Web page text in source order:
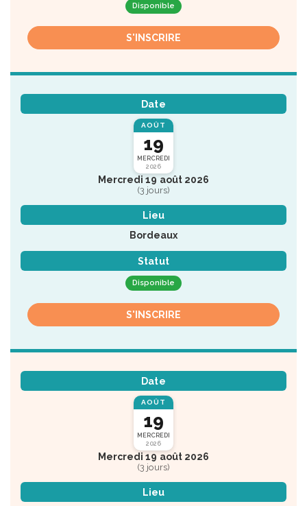
Disponible
S'INSCRIRE
Date
AOÛT
19
MERCREDI
2026
Mercredi 19 août 2026
(3 jours)
Lieu
Bordeaux
Statut
Disponible
S'INSCRIRE
Date
AOÛT
19
MERCREDI
2026
Mercredi 19 août 2026
(3 jours)
Lieu